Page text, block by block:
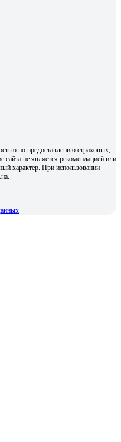
по предоставлению страховых,
не является рекомендацией или
характер. При использовании